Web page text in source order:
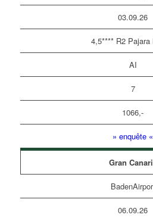
03.09.26
4,5**** R2 Pajara
AI
7
1066,-
» enquête «
Gran
06.09.26